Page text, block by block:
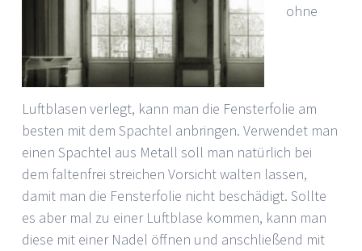
ohne
Luftblasen verlegt, kann man die Fensterfolie am
besten mit dem Spachtel anbringen. Verwendet man
einen Spachtel aus Metall soll man natürlich bei
dem faltenfrei streichen Vorsicht walten lassen,
damit man die Fensterfolie nicht beschädigt. Sollte
es aber mal zu einer Luftblase kommen, kann man
diese mit einer Nadel öffnen und anschließend mit